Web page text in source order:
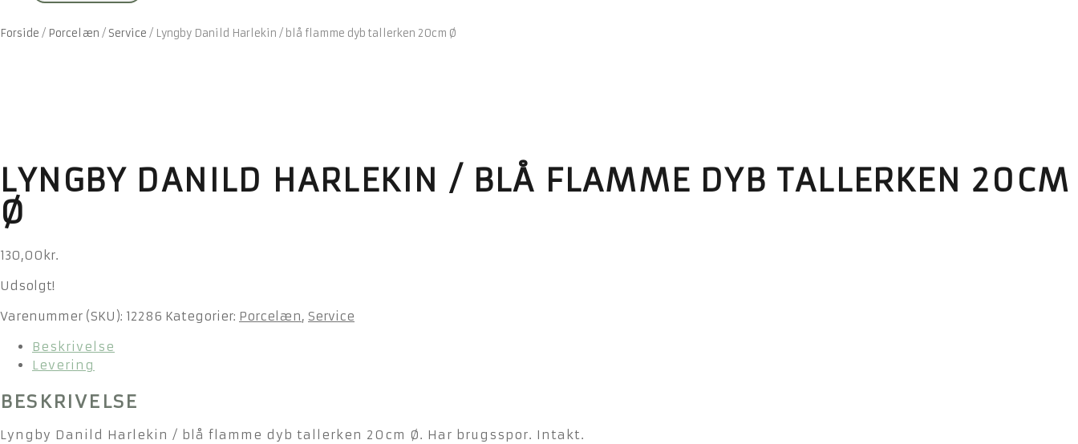
Forside / Porcelæn / Service / Lyngby Danild Harlekin / blå flamme dyb tallerken 20cm Ø
LYNGBY DANILD HARLEKIN / BLÅ FLAMME DYB TALLERKEN 20CM
Ø
130,00 kr.
Udsolgt!
Varenummer (SKU): 12286 Kategorier: Porcelæn, Service
Beskrivelse
Levering
BESKRIVELSE
Lyngby Danild Harlekin / blå flamme dyb tallerken 20cm Ø. Har brugsspor. Intakt.